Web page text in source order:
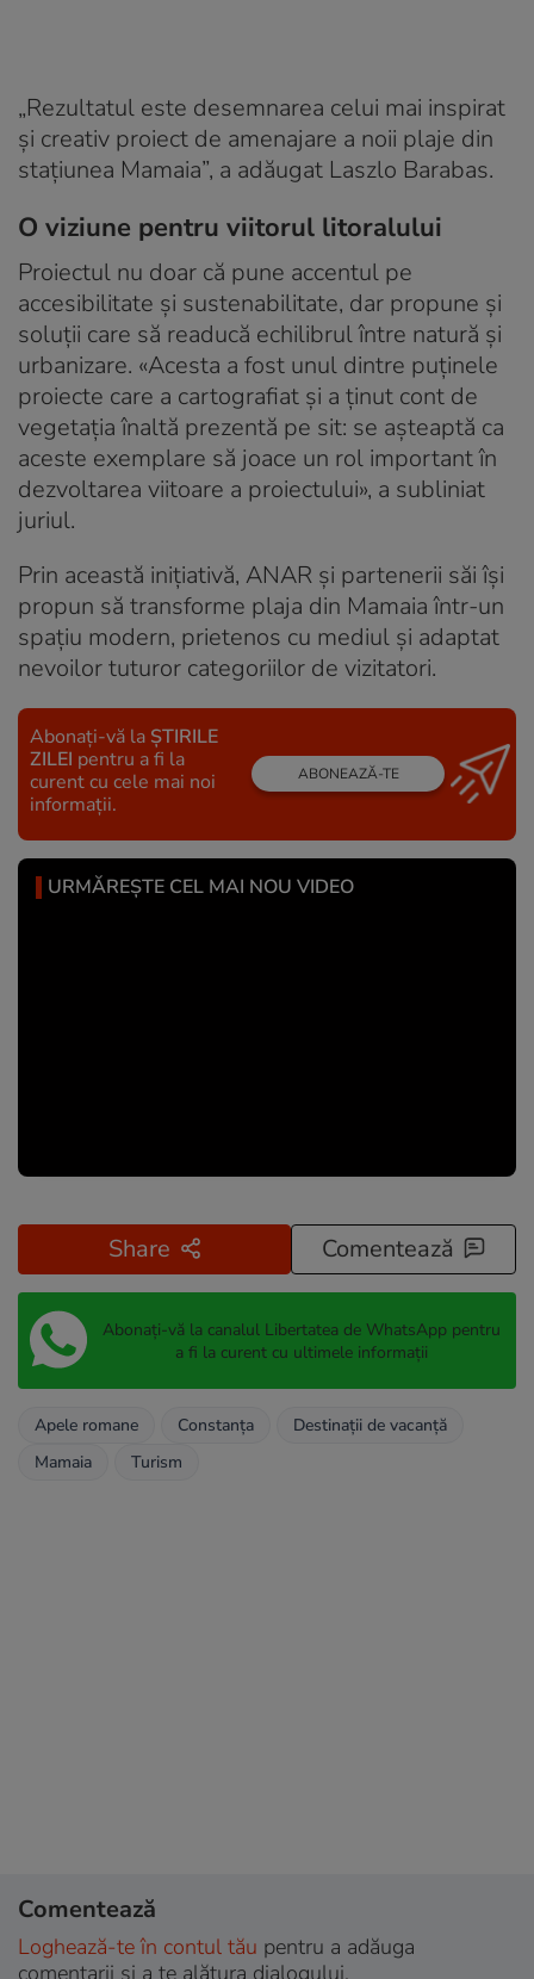
„Rezultatul este desemnarea celui mai inspirat
şi creativ proiect de amenajare a noii plaje din
staţiunea Mamaia”, a adăugat Laszlo Barabas.
O viziune pentru viitorul litoralului
Proiectul nu doar că pune accentul pe
accesibilitate şi sustenabilitate, dar propune şi
soluţii care să readucă echilibrul între natură şi
urbanizare. «Acesta a fost unul dintre puţinele
proiecte care a cartografiat şi a ţinut cont de
vegetaţia înaltă prezentă pe sit: se aşteaptă ca
aceste exemplare să joace un rol important în
dezvoltarea viitoare a proiectului», a subliniat
juriul.
Prin această iniţiativă, ANAR şi partenerii săi îşi
propun să transforme plaja din Mamaia într-un
spaţiu modern, prietenos cu mediul şi adaptat
nevoilor tuturor categoriilor de vizitatori.
Abonați-vă la ȘTIRILE
ZILEI pentru a fi la
curent cu cele mai noi
informații.
ABONEAZĂ-TE
URMĂREȘTE CEL MAI NOU VIDEO
Share Comentează
Abonați-vă la canalul Libertatea de WhatsApp pentru
a fi la curent cu ultimele informații
Apele romane Constanța
Destinații de vacanță
Mamaia
Turism
Comentează
Loghează-te în contul tău pentru a adăuga
comentarii și a te alătura dialogului.